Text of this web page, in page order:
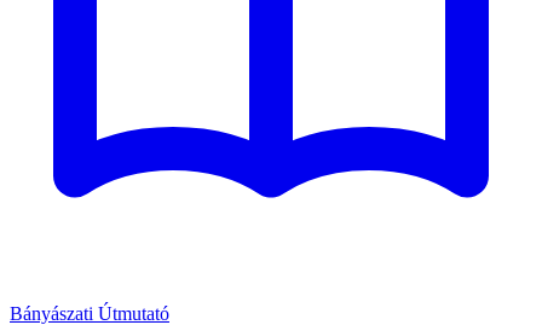
Bányászati Útmutató